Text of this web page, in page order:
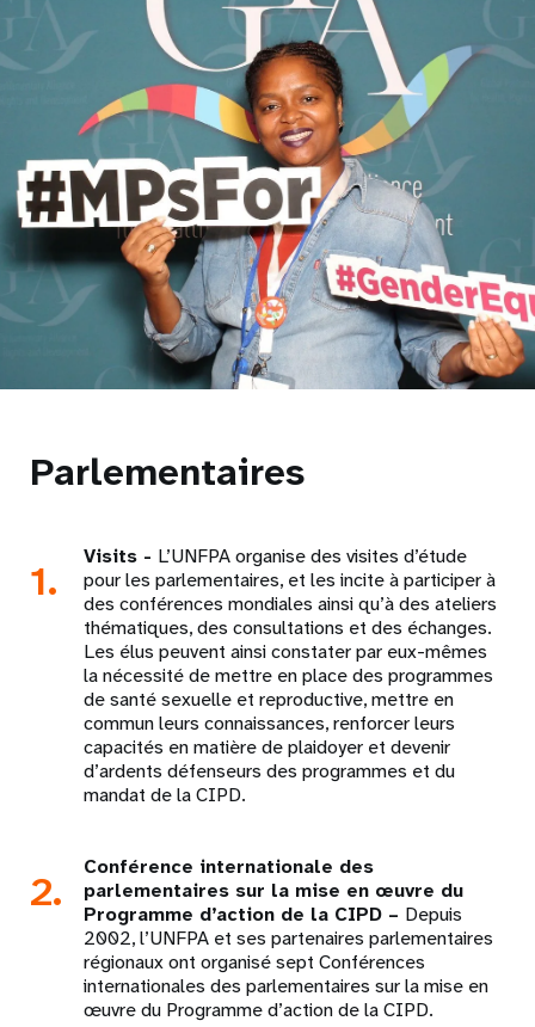
Parlementaires
1. Visits - L’UNFPA organise des visites d’étude
pour les parlementaires, et les incite à participer à
des conférences mondiales ainsi qu’à des ateliers
thématiques, des consultations et des échanges.
Les élus peuvent ainsi constater par eux-mêmes
la nécessité de mettre en place des programmes
de santé sexuelle et reproductive, mettre en
commun leurs connaissances, renforcer leurs
capacités en matière de plaidoyer et devenir
d’ardents défenseurs des programmes et du
mandat de la CIPD.
2.
Conférence internationale des
parlementaires sur la mise en œuvre du
Programme d’action de la CIPD – Depuis
2002, l’UNFPA et ses partenaires parlementaires
régionaux ont organisé sept Conférences
internationales des parlementaires sur la mise en
œuvre du Programme d’action de la CIPD.